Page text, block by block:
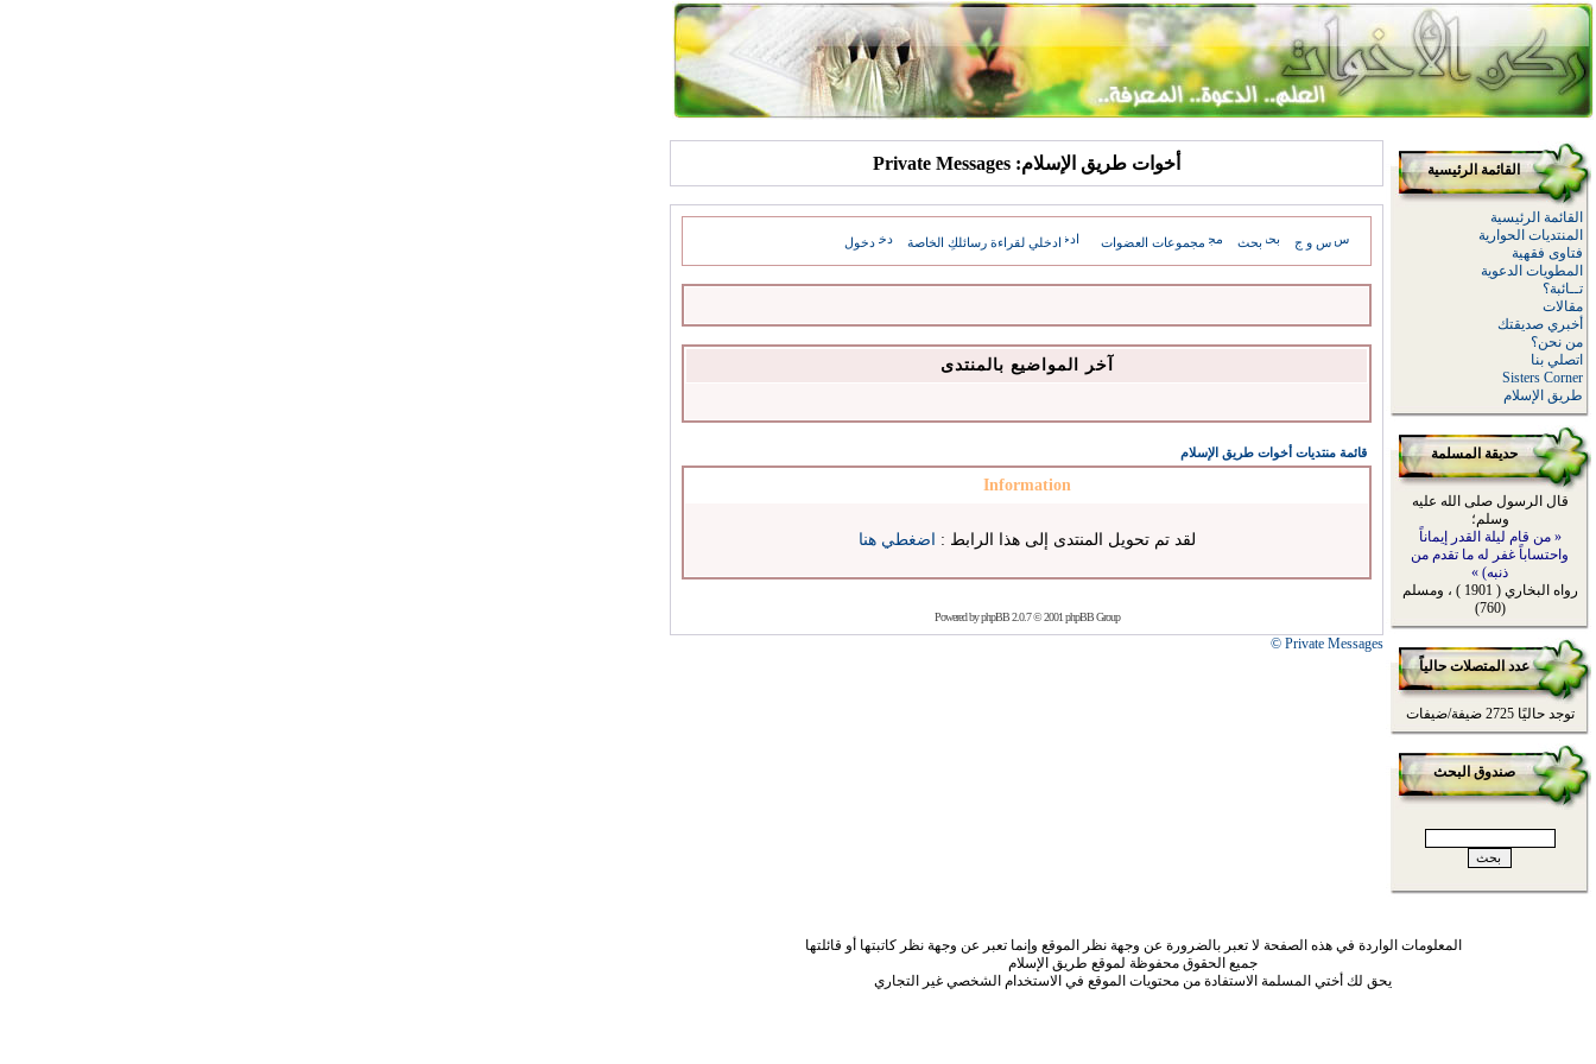
القائمة الرئيسية
القائمة الرئيسية
المنتديات الحوارية
فتاوى فقهية
المطويات الدعوية
تــائبة؟
مقالات
أخبري صديقتك
من نحن؟
اتصلي بنا
Sisters Corner
طريق الإسلام
حديقة المسلمة
قال الرسول صلى الله عليه
وسلم؛
« من قام ليلة القدر إيماناً
واحتساباً غفر له ما تقدم من
ذنبه) »
رواه البخاري ( 1901 ) ، ومسلم
(760)
عدد المتصلات حالياً
توجد حاليًا 2725 ضيفة/ضيفات
صندوق البحث
أخوات طريق الإسلام: Private Messages
س و ج بحث مجموعات العضوات ادخلي لقراءة رسائلكِ الخاصة دخول
آخر المواضيع بالمنتدى
قائمة منتديات أخوات طريق الإسلام
Information
لقد تم تحويل المنتدى إلى هذا الرابط : اضغطي هنا
Powered byphpBB2.0.7 © 2001 phpBB Group
Private Messages ©
المعلومات الواردة في هذه الصفحة لا تعبر بالضرورة عن وجهة نظر الموقع وإنما تعبر عن وجهة نظر كاتبتها أو قائلتها
جميع الحقوق محفوظة لموقع طريق الإسلام
يحق لك أختي المسلمة الاستفادة من محتويات الموقع في الاستخدام الشخصي غير التجاري